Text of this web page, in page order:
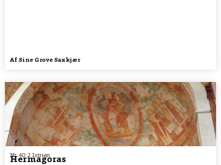
Af Sine Grove Saxkjær
Nr. 40:2 Istrien
Hermagoras